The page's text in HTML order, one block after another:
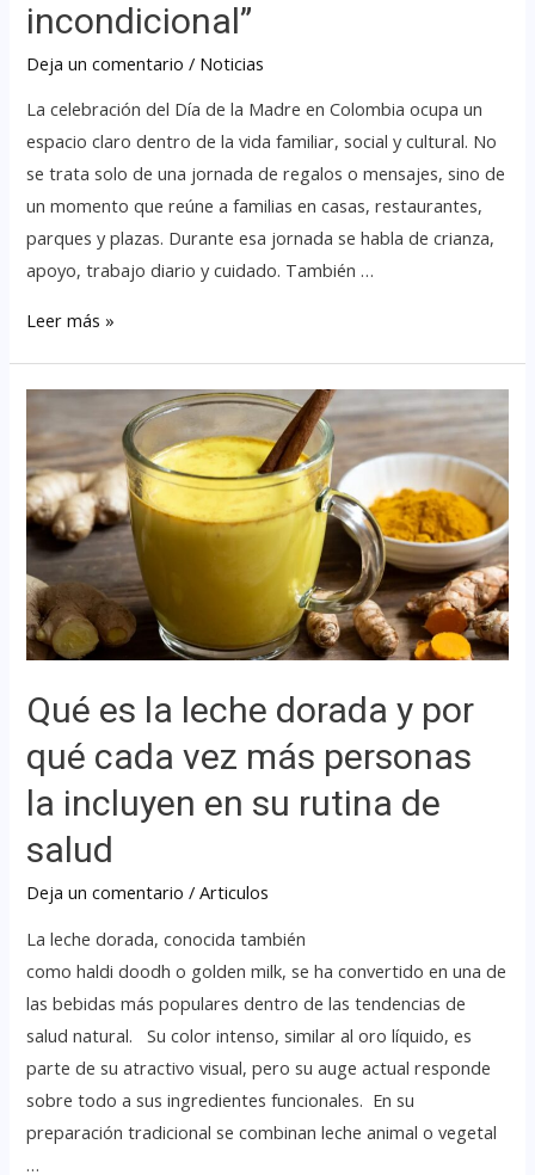
incondicional”
Deja un comentario / Noticias
La celebración del Día de la Madre en Colombia ocupa un
espacio claro dentro de la vida familiar, social y cultural. No
se trata solo de una jornada de regalos o mensajes, sino de
un momento que reúne a familias en casas, restaurantes,
parques y plazas. Durante esa jornada se habla de crianza,
apoyo, trabajo diario y cuidado. También …
Leer más »
Qué es la leche dorada y por
qué cada vez más personas
la incluyen en su rutina de
salud
Deja un comentario /Articulos
La leche dorada, conocida también
como haldi doodh o golden milk, se ha convertido en una de
las bebidas más populares dentro de las tendencias de
salud natural. Su color intenso, similar al oro líquido, es
parte de su atractivo visual, pero su auge actual responde
sobre todo a sus ingredientes funcionales. En su
preparación tradicional se combinan leche animal o vegetal
…